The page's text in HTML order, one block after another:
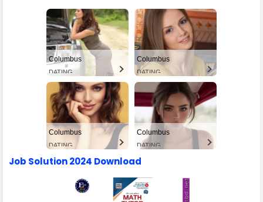
Columbus
DATING
Columbus
DATING
Columbus
DATING
Columbus
DATING
Job Solution 2024 Download